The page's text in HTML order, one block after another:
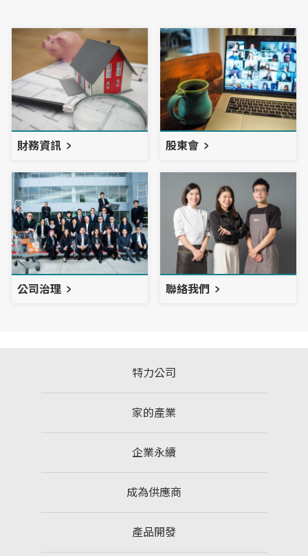
財務資訊 股東會
公司治理 聯絡我們
特力公司
家的產業
企業永續
成為供應商
產品開發